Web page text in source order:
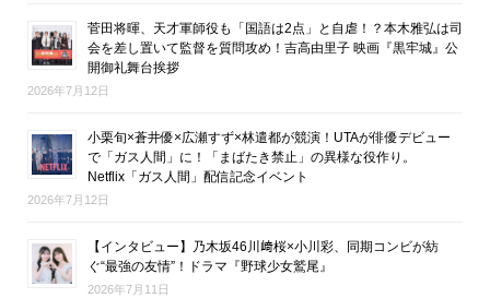
菅田将暉、天才軍師役も「国語は2点」と自虐！？本木雅弘は司
会を差し置いて監督を質問攻め！吉高由里子 映画『黒牢城』公
開御礼舞台挨拶
2026年7月12日
小栗旬×蒼井優×広瀬すず×林遣都が競演！UTAが俳優デビュー
で「ガス人間」に！「まばたき禁止」の異様な役作り。
Netflix「ガス人間」配信記念イベント
2026年7月12日
【インタビュー】乃木坂46川﨑桜×小川彩、同期コンビが紡
ぐ“最強の友情”！ドラマ『野球少女鷲尾』
2026年7月11日